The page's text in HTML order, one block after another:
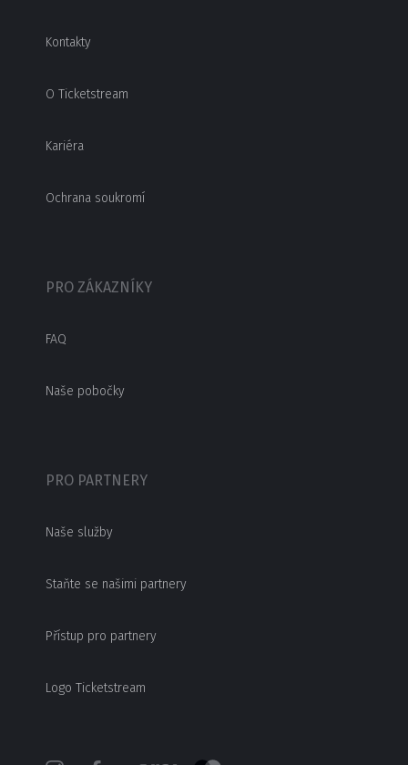
Kontakty
O Ticketstream
Kariéra
Ochrana soukromí
PRO ZÁKAZNÍKY
FAQ
Naše pobočky
PRO PARTNERY
Naše služby
Staňte se našimi partnery
Přístup pro partnery
Logo Ticketstream